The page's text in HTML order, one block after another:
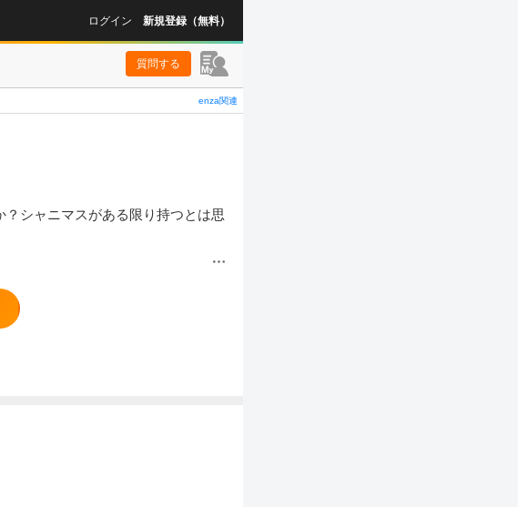
ログイン 新規登録（無料）
質問する
enza関連
シャニマスがある限り持つとは思